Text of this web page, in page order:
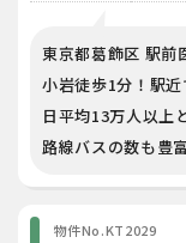
東京都葛飾区 駅前
小岩徒歩1分！駅
日平均13万人以上
路線バスの数も豊
物件No.KT2029